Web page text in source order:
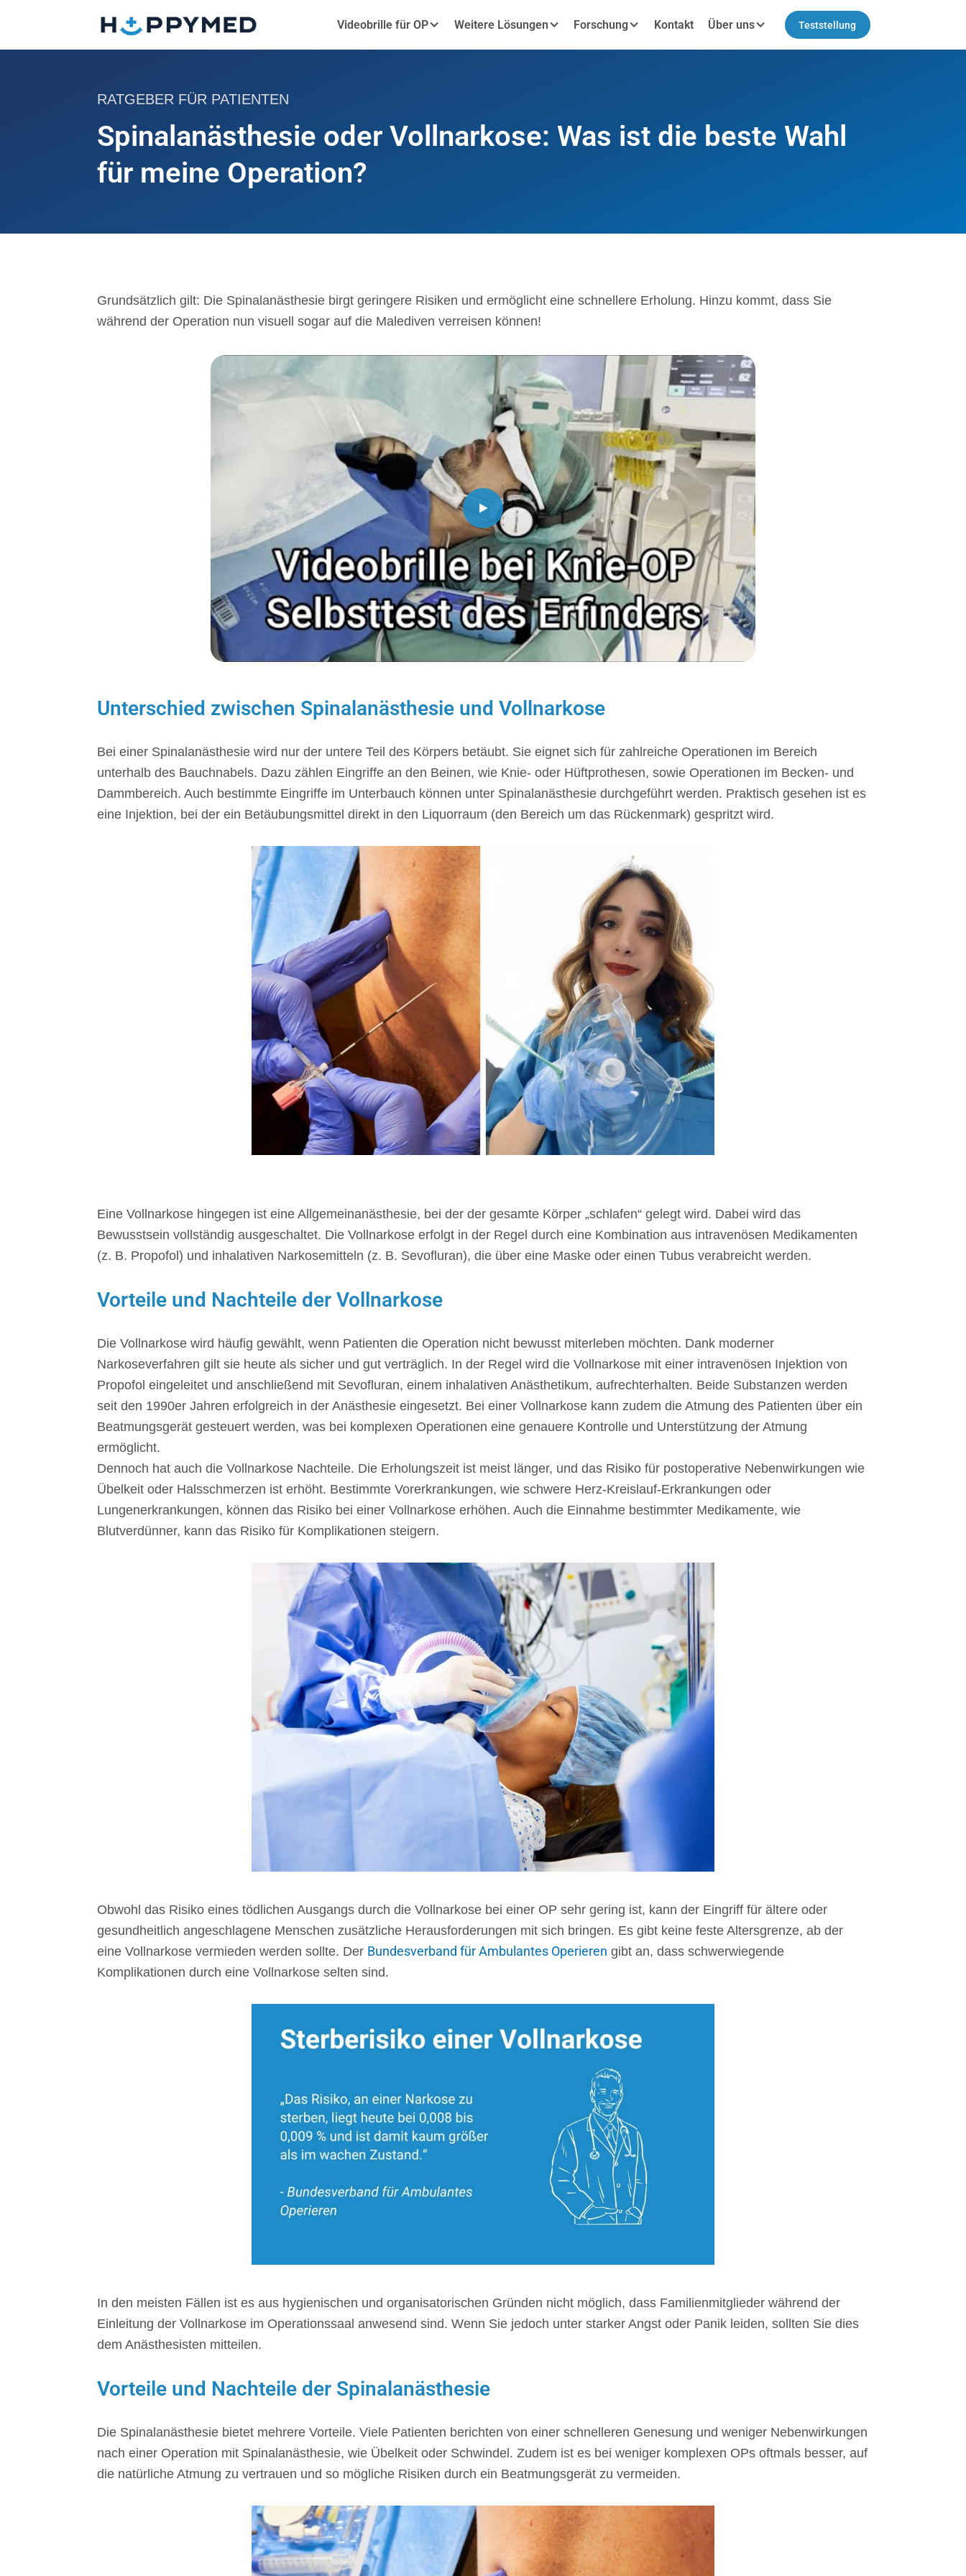
Videobrille für OP Weitere Lösungen Forschung Kontakt Über uns Teststellung
RATGEBER FÜR PATIENTEN
Spinalanästhesie oder Vollnarkose: Was ist die beste Wahl
für meine Operation?
Grundsätzlich gilt: Die Spinalanästhesie birgt geringere Risiken und ermöglicht eine schnellere Erholung. Hinzu kommt, dass Sie
während der Operation nun visuell sogar auf die Malediven verreisen können!
Unterschied zwischen Spinalanästhesie und Vollnarkose
Bei einer Spinalanästhesie wird nur der untere Teil des Körpers betäubt. Sie eignet sich für zahlreiche Operationen im Bereich
unterhalb des Bauchnabels. Dazu zählen Eingriffe an den Beinen, wie Knie- oder Hüftprothesen, sowie Operationen im Becken- und
Dammbereich. Auch bestimmte Eingriffe im Unterbauch können unter Spinalanästhesie durchgeführt werden. Praktisch gesehen ist es
eine Injektion, bei der ein Betäubungsmittel direkt in den Liquorraum (den Bereich um das Rückenmark) gespritzt wird.
Eine Vollnarkose hingegen ist eine Allgemeinanästhesie, bei der der gesamte Körper „schlafen“ gelegt wird. Dabei wird das
Bewusstsein vollständig ausgeschaltet. Die Vollnarkose erfolgt in der Regel durch eine Kombination aus intravenösen Medikamenten
(z. B. Propofol) und inhalativen Narkosemitteln (z. B. Sevofluran), die über eine Maske oder einen Tubus verabreicht werden.
Vorteile und Nachteile der Vollnarkose
Die Vollnarkose wird häufig gewählt, wenn Patienten die Operation nicht bewusst miterleben möchten. Dank moderner
Narkoseverfahren gilt sie heute als sicher und gut verträglich. In der Regel wird die Vollnarkose mit einer intravenösen Injektion von
Propofol eingeleitet und anschließend mit Sevofluran, einem inhalativen Anästhetikum, aufrechterhalten. Beide Substanzen werden
seit den 1990er Jahren erfolgreich in der Anästhesie eingesetzt. Bei einer Vollnarkose kann zudem die Atmung des Patienten über ein
Beatmungsgerät gesteuert werden, was bei komplexen Operationen eine genauere Kontrolle und Unterstützung der Atmung
ermöglicht.
Dennoch hat auch die Vollnarkose Nachteile. Die Erholungszeit ist meist länger, und das Risiko für postoperative Nebenwirkungen wie
Übelkeit oder Halsschmerzen ist erhöht. Bestimmte Vorerkrankungen, wie schwere Herz-Kreislauf-Erkrankungen oder
Lungenerkrankungen, können das Risiko bei einer Vollnarkose erhöhen. Auch die Einnahme bestimmter Medikamente, wie
Blutverdünner, kann das Risiko für Komplikationen steigern.
Obwohl das Risiko eines tödlichen Ausgangs durch die Vollnarkose bei einer OP sehr gering ist, kann der Eingriff für ältere oder
gesundheitlich angeschlagene Menschen zusätzliche Herausforderungen mit sich bringen. Es gibt keine feste Altersgrenze, ab der
eine Vollnarkose vermieden werden sollte. Der Bundesverband für Ambulantes Operieren gibt an, dass schwerwiegende
Komplikationen durch eine Vollnarkose selten sind.
In den meisten Fällen ist es aus hygienischen und organisatorischen Gründen nicht möglich, dass Familienmitglieder während der
Einleitung der Vollnarkose im Operationssaal anwesend sind. Wenn Sie jedoch unter starker Angst oder Panik leiden, sollten Sie dies
dem Anästhesisten mitteilen.
Vorteile und Nachteile der Spinalanästhesie
Die Spinalanästhesie bietet mehrere Vorteile. Viele Patienten berichten von einer schnelleren Genesung und weniger Nebenwirkungen
nach einer Operation mit Spinalanästhesie, wie Übelkeit oder Schwindel. Zudem ist es bei weniger komplexen OPs oftmals besser, auf
die natürliche Atmung zu vertrauen und so mögliche Risiken durch ein Beatmungsgerät zu vermeiden.